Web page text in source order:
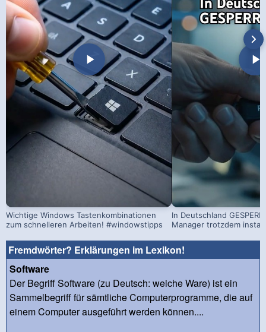
Wichtige Windows Tastenkombinationen
zum schnelleren Arbeiten! #windowstipps
In Deutschland
Manager trotzdem
Fremdwörter? Erklärungen im Lexikon!
Software
Der Begriff Software (zu Deutsch: weiche Ware) ist ein
Sammelbegriff für sämtliche Computerprogramme, die auf
einem Computer ausgeführt werden können....